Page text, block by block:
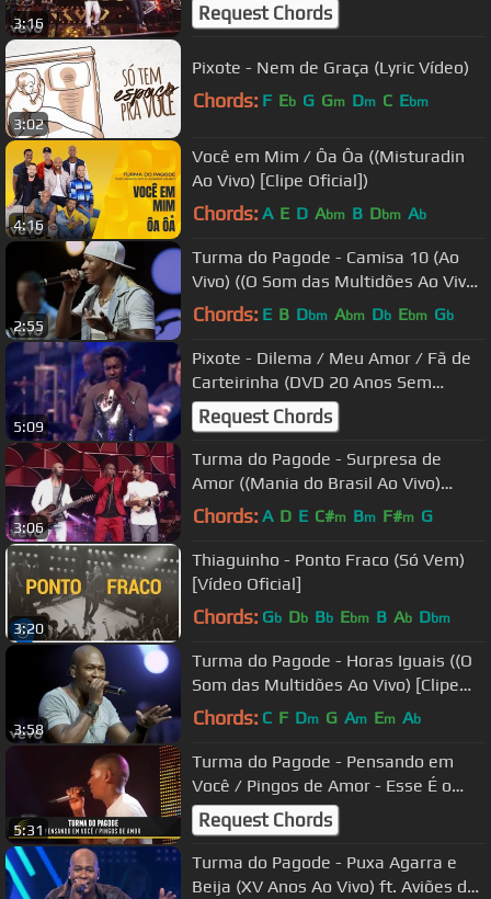
3:16 Request Chords
3:02
Pixote - Nem de Graça (Lyric Vídeo)
Chords: F Eb G Gm Dm C Ebm
4:16
Você em Mim / Ôa Ôa ((Misturadin
Ao Vivo) [Clipe Oficial])
Chords: A E D Abm B Dbm Ab
2:55
Turma do Pagode - Camisa 10 (Ao
Vivo) ((O Som das Multidões Ao Vivo)
[Clipe Oficial])
Chords: E B Dbm Abm Db Ebm Gb
5:09
Pixote - Dilema / Meu Amor / Fã de
Carteirinha (DVD 20 Anos Sem
Moderação)
Request Chords
3:06
Turma do Pagode - Surpresa de
Amor ((Mania do Brasil Ao Vivo)
[Clipe Oficial])
Chords: A D E C#m Bm F#m G
3:20
Thiaguinho - Ponto Fraco (Só Vem)
[Vídeo Oficial]
Chords: Gb Db Bb Ebm B Ab Dbm
3:58
Turma do Pagode - Horas Iguais ((O
Som das Multidões Ao Vivo) [Clipe
Oficial])
Chords: C F Dm G Am Em Ab
5:31
Turma do Pagode - Pensando em
Você / Pingos de Amor - Esse É o
Clima
Request Chords
Turma do Pagode - Puxa Agarra e
Beija (XV Anos Ao Vivo) ft. Aviões do